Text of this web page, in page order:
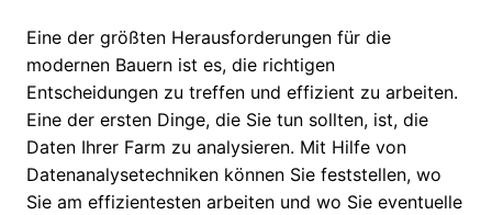
Eine der größten Herausforderungen für die
modernen Bauern ist es, die richtigen
Entscheidungen zu treffen und effizient zu arbeiten.
Eine der ersten Dinge, die Sie tun sollten, ist, die
Daten Ihrer Farm zu analysieren. Mit Hilfe von
Datenanalysetechniken können Sie feststellen, wo
Sie am effizientesten arbeiten und wo Sie eventuelle